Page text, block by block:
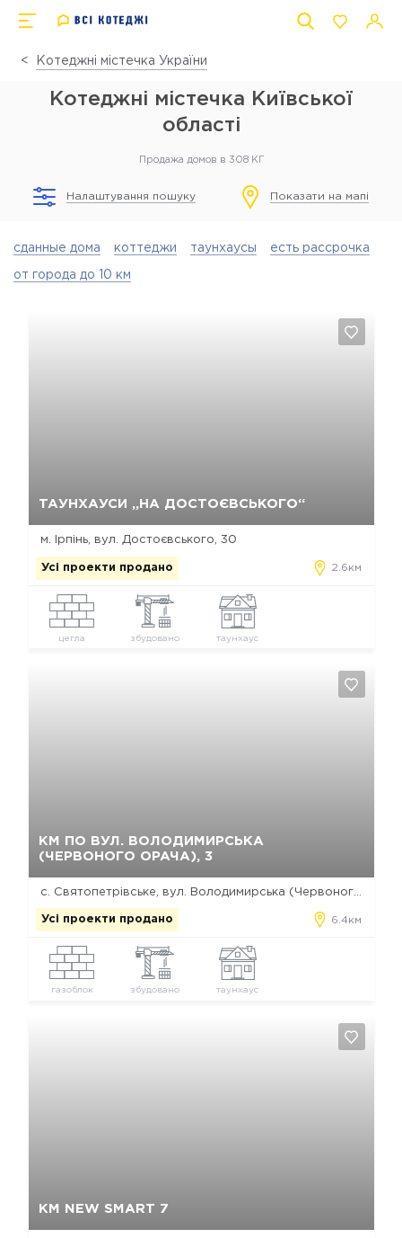
Котеджні містечка України
Котеджні містечка Київської
області
Продажа домов в 308 КГ
Налаштування пошуку Показати на мапі
сданные дома коттеджи таунхаусы есть рассрочка
от города до 10 км
ТАУНХАУСИ „НА ДОСТОЄВСЬКОГО“
м. Ірпінь, вул. Достоєвського, 30
Усі проекти продано 2.6км
цегла збудовано таунхаус
КМ ПО ВУЛ. ВОЛОДИМИРСЬКА
(ЧЕРВОНОГО ОРАЧА), 3
Усі проекти продано 6.4км
газоблок збудовано таунхаус
Так, видалити Відміна
КМ NEW SMART 7